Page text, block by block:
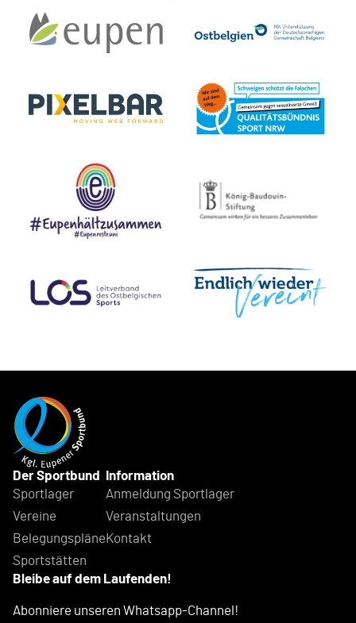
Der Sportbund
Sportlager
Vereine
Belegungspläne
Sportstätten
Information
Anmeldung Sportlager
Veranstaltungen
Kontakt
Bleibe auf dem Laufenden!
Abonniere unseren Whatsapp-Channel!